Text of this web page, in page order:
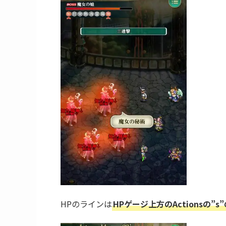
HPが一定のラインを超えるか、11ターン以
連撃を行うようになります。